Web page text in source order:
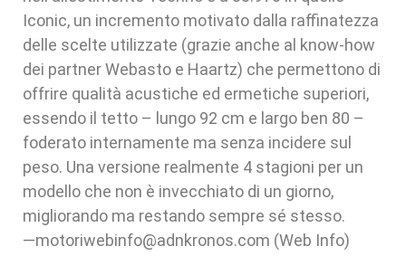
Iconic, un incremento motivato dalla raffinatezza
delle scelte utilizzate (grazie anche al know-how
dei partner Webasto e Haartz) che permettono di
offrire qualità acustiche ed ermetiche superiori,
essendo il tetto – lungo 92 cm e largo ben 80 –
foderato internamente ma senza incidere sul
peso. Una versione realmente 4 stagioni per un
modello che non è invecchiato di un giorno,
migliorando ma restando sempre sé stesso.
—motoriwebinfo@adnkronos.com (Web Info)